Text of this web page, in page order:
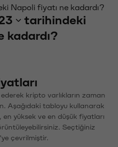
Napoli fiyatı ne kadardı?
tarihindeki
kadardı?
kripto varlıkların zaman
Aşağıdaki tabloyu kullanarak
en yüksek ve en düşük fiyatları
Seçtiğiniz
çevrilmiştir.